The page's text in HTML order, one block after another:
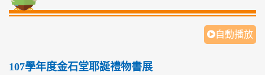
自動播放
107學年度金石堂耶誕禮物書展